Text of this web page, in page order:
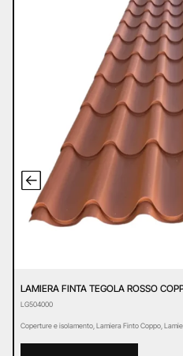
LAMIERA FINTA TEGOLA ROSSO
LG504000
Coperture e isolamento Lamiera Finto Coppo